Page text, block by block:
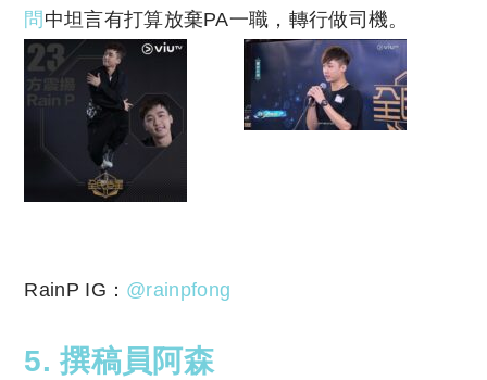
問 中坦言有打算放棄PA一職，轉行做司機。
RainP IG： @rainpfong
5. 撰稿員阿森